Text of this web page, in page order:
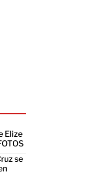
Elize
se